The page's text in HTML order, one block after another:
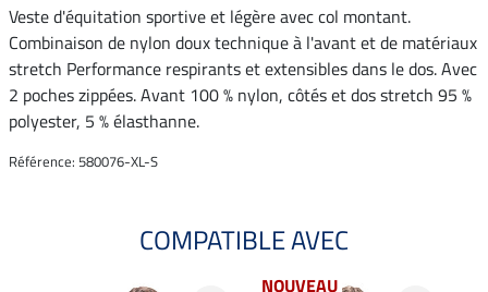
Veste d'équitation sportive et légère avec col montant.
Combinaison de nylon doux technique à l'avant et de matériaux
stretch Performance respirants et extensibles dans le dos. Avec
2 poches zippées. Avant 100 % nylon, côtés et dos stretch 95 %
polyester, 5 % élasthanne.
Référence: 580076-XL-S
COMPATIBLE AVEC
NOUVEAU